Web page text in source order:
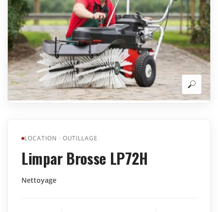
LOCATION · OUTILLAGE
Limpar Brosse LP72H
Nettoyage